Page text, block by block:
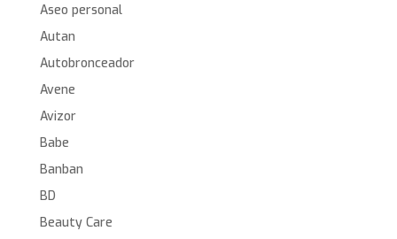
Aseo personal
Autan
Autobronceador
Avene
Avizor
Babe
Banban
BD
Beauty Care